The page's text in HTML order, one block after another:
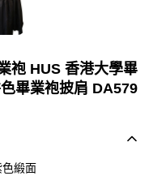
袍 HUS 香港大學畢
畢業袍披肩 DA579
緞面